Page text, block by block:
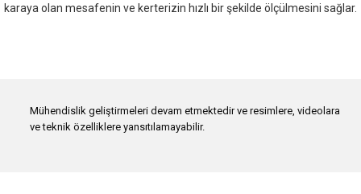
karaya olan mesafenin ve kerterizin hızlı bir şekilde ölçülmesini sağlar.
Mühendislik geliştirmeleri devam etmektedir ve resimlere, videolara
ve teknik özelliklere yansıtılamayabilir.